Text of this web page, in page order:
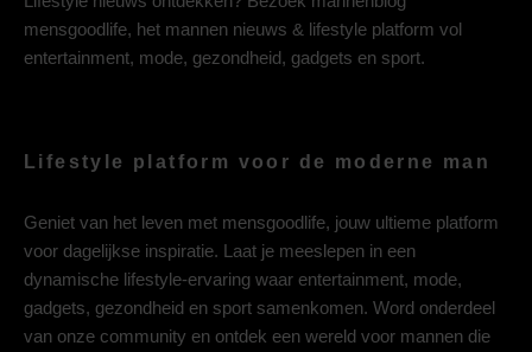
mensgoodlife, het mannen nieuws & lifestyle platform vol
entertainment, mode, gezondheid, gadgets en sport.
Lifestyle platform voor de moderne man
Geniet van het leven met mensgoodlife, jouw ultieme platform
voor dagelijkse inspiratie. Laat je meeslepen in een
dynamische lifestyle-ervaring waar entertainment, mode,
gadgets, gezondheid en sport samenkomen. Word onderdeel
van onze community en ontdek een wereld voor mannen die